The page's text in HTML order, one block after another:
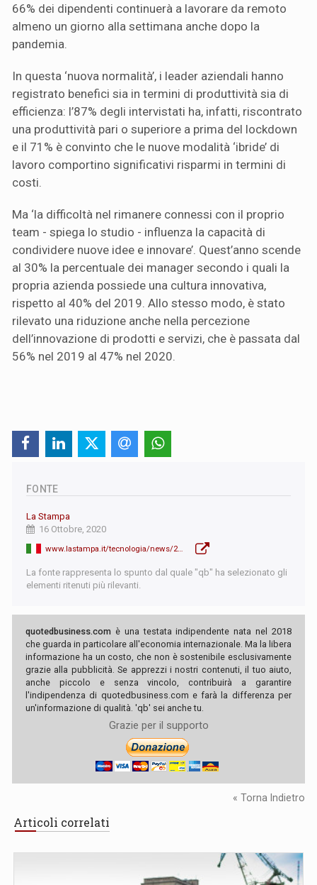
66% dei dipendenti continuerà a lavorare da remoto
almeno un giorno alla settimana anche dopo la
pandemia.
In questa ‘nuova normalità’, i leader aziendali hanno
registrato benefici sia in termini di produttività sia di
efficienza: l’87% degli intervistati ha, infatti, riscontrato
una produttività pari o superiore a prima del lockdown
e il 71% è convinto che le nuove modalità ‘ibride’ di
lavoro comportino significativi risparmi in termini di
costi.
Ma ‘la difficoltà nel rimanere connessi con il proprio
team - spiega lo studio - influenza la capacità di
condividere nuove idee e innovare’. Quest’anno scende
al 30% la percentuale dei manager secondo i quali la
propria azienda possiede una cultura innovativa,
rispetto al 40% del 2019. Allo stesso modo, è stato
rilevato una riduzione anche nella percezione
dell’innovazione di prodotti e servizi, che è passata dal
56% nel 2019 al 47% nel 2020.
FONTE
La Stampa
16 Ottobre, 2020
La fonte rappresenta lo spunto dal quale "qb" ha selezionato gli
elementi ritenuti più rilevanti.
quotedbusiness.com è una testata indipendente nata nel 2018
che guarda in particolare all'economia internazionale. Ma la libera
informazione ha un costo, che non è sostenibile esclusivamente
grazie alla pubblicità. Se apprezzi i nostri contenuti, il tuo aiuto,
anche piccolo e senza vincolo, contribuirà a garantire
l'indipendenza di quotedbusiness.com e farà la differenza per
un'informazione di qualità. 'qb' sei anche tu.
Grazie per il supporto
« Torna Indietro
Articoli correlati